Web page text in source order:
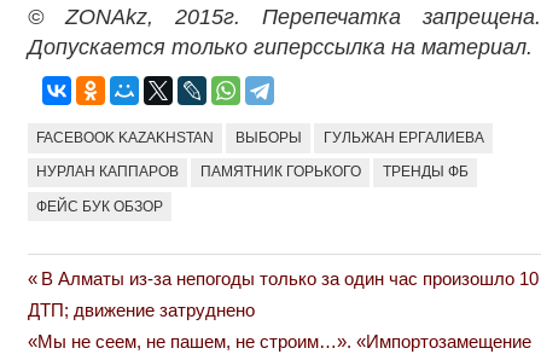
© ZONAkz, 2015г. Перепечатка запрещена.
Допускается только гиперссылка на материал.
FACEBOOK KAZAKHSTAN ВЫБОРЫ ГУЛЬЖАН ЕРГАЛИЕВА
НУРЛАН КАППАРОВ ПАМЯТНИК ГОРЬКОГО ТРЕНДЫ ФБ
ФЕЙС БУК ОБЗОР
Навигация
по
Previous
Post:
В Алматы из-за непогоды только за один час произошло 10
ДТП; движение затруднено
Next
«Мы не сеем, не пашем, не строим…». «Импортозамещение